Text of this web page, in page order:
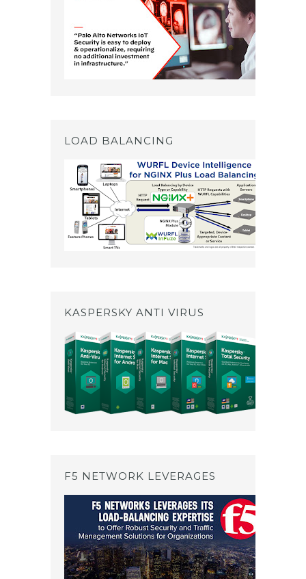
LOAD BALANCING
KASPERSKY ANTI VIRUS
F5 NETWORK LEVERAGES